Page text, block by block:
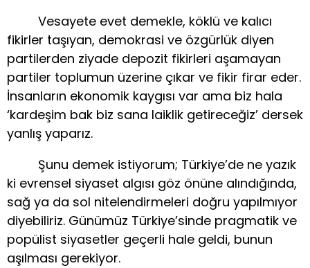
Vesayete evet demekle, köklü ve kalıcı
fikirler taşıyan, demokrasi ve özgürlük diyen
partilerden ziyade depozit fikirleri aşamayan
partiler toplumun üzerine çıkar ve fikir firar eder.
İnsanların ekonomik kaygısı var ama biz hala
‘kardeşim bak biz sana laiklik getireceğiz’ dersek
yanlış yaparız.
Şunu demek istiyorum; Türkiye’de ne yazık
ki evrensel siyaset algısı göz önüne alındığında,
sağ ya da sol nitelendirmeleri doğru yapılmıyor
diyebiliriz. Günümüz Türkiye’sinde pragmatik ve
popülist siyasetler geçerli hale geldi, bunun
aşılması gerekiyor.